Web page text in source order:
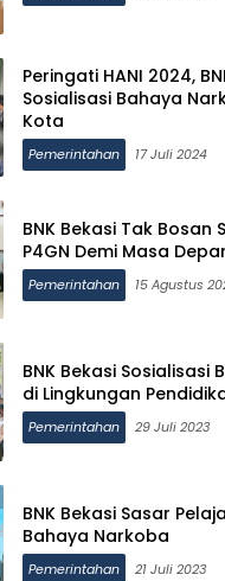
Peringati HANI 2024,
Sosialisasi Bahaya
Kota
Pemerintahan 17 Juli 2024
BNK Bekasi Tak Bosan
P4GN Demi Masa
Pemerintahan 15 Agustus
BNK Bekasi Sosialisasi
di Lingkungan
Pemerintahan 29 Juli 2023
BNK Bekasi Sasar
Bahaya Narkoba
Pemerintahan 21 Juli 2023